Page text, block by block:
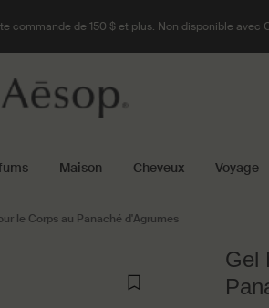
commande de 150 $ et plus. Non disponible avec
Maison Cheveux Voyage
le Corps au Panaché d'Agrumes
Gel